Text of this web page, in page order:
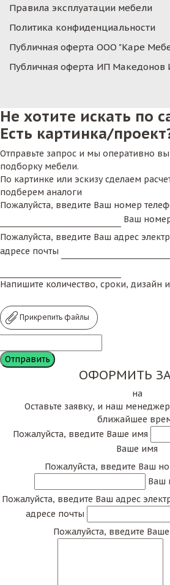
Правила эксплуатации мебели
Политика конфиденциальности
Публичная оферта ООО "Каре
Публичная оферта ИП Македонов
Не хотите искать по
Есть картинка/
Отправьте запрос и мы оперативно
подборку мебели.
По картинке или эскизу сделаем
подберем аналоги
Пожалуйста, введите Ваш номер
Ваш
Пожалуйста, введите Ваш адрес
адресе почты
Напишите количество, сроки, дизайн и
Прикрепить файлы
ОФОРМИТЬ
на
Оставьте заявку, и наш
ближайшее
Пожалуйста, введите Ваше имя
Ваше имя
Пожалуйста, введите Ваш
Ваш
Пожалуйста, введите Ваш адрес
адресе почты
Пожалуйста, введите